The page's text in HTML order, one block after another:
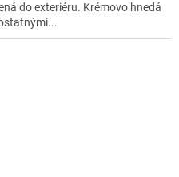
do exteriéru. Krémovo hnedá